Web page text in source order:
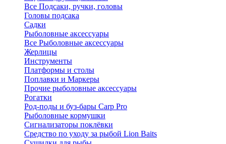
Все Подсаки, ручки, головы
Головы подсака
Садки
Рыболовные аксессуары
Все Рыболовные аксессуары
Жерлицы
Инструменты
Платформы и столы
Поплавки и Маркеры
Прочие рыболовные аксессуары
Рогатки
Род-поды и буз-бары Carp Pro
Рыболовные кормушки
Сигнализаторы поклёвки
Средство по уходу за рыбой Lion Baits